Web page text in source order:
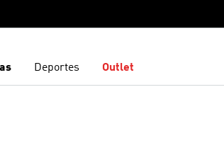
Deportes Outlet